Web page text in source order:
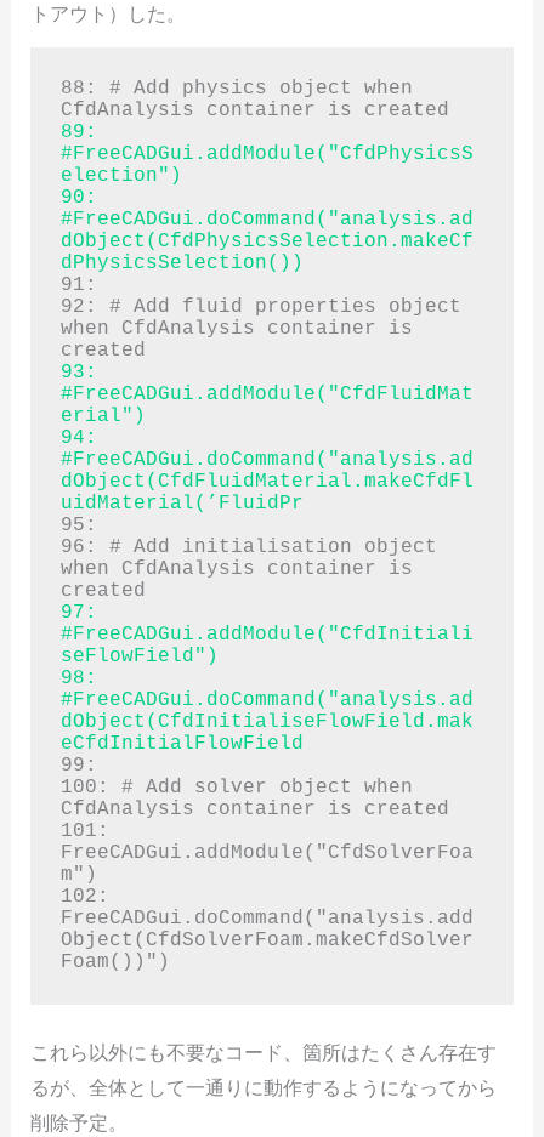
トアウト）した。
88: # Add physics object when
89:
#FreeCADGui.addModule("CfdPhysicsS
election")
90:
#FreeCADGui.doCommand("analysis.ad
dObject(CfdPhysicsSelection.makeCf
dPhysicsSelection())
91:
92: # Add fluid properties object
when CfdAnalysis container is
93:
#FreeCADGui.addModule("CfdFluidMat
erial")
94:
#FreeCADGui.doCommand("analysis.ad
dObject(CfdFluidMaterial.makeCfdFl
uidMaterial(’FluidPr
95:
96: # Add initialisation object
when CfdAnalysis container is
97:
#FreeCADGui.addModule("CfdInitiali
seFlowField")
98:
#FreeCADGui.doCommand("analysis.ad
dObject(CfdInitialiseFlowField.mak
eCfdInitialFlowField
99:
100: # Add solver object when
CfdAnalysis container is created
101:
FreeCADGui.addModule("CfdSolverFoa
m")
102:
FreeCADGui.doCommand("analysis.add
Object(CfdSolverFoam.makeCfdSolver
Foam())")
これら以外にも不要なコード、箇所はたくさん存在す
るが、全体として一通りに動作するようになってから
削除予定。